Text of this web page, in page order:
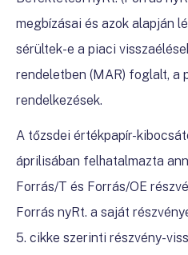
megbízásai és azok alapján
sérültek-e a piaci
rendeletben (MAR) foglalt, a
rendelkezések.
A tőzsdei értékpapír-
áprilisában felhatalmazta
Forrás/T és Forrás/OE
Forrás nyRt. a saját
5. cikke szerinti részvény-